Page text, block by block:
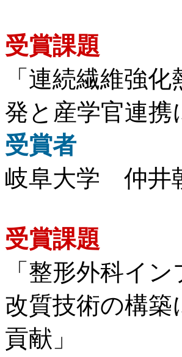
受賞課題
「連続繊維強
発と産学官連携
受賞者
岐阜大学 仲井
受賞課題
「整形外科イ
改質技術の構
貢献」